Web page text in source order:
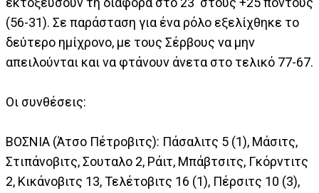
(56-31). Σε παράσταση για ένα ρόλο εξελίχθηκε το
δεύτερο ημίχρονο, με τους Σέρβους να μην
απειλούνται και να φτάνουν άνετα στο τελικό 77-67.
Οι συνθέσεις:
ΒΟΣΝΙΑ (Άτσο Πέτροβιτς): Πάσαλιτς 5 (1), Μάσιτς,
Στιπάνοβιτς, Σουταλο 2, Ράιτ, Μπάβτσιτς, Γκόρντιτς
2, Κικάνοβιτς 13, Τελέτοβιτς 16 (1), Πέρσιτς 10 (3),